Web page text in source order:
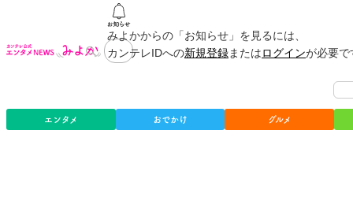
みよかからの「お知らせ」を見るには、
カンテレIDへの新規登録またはログインが必要
エンタメ おでかけ グルメ